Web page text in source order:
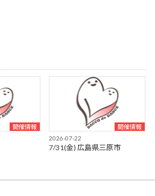
開催情報
開催情報
2026-07-22
7/31(金) 広島県三原市